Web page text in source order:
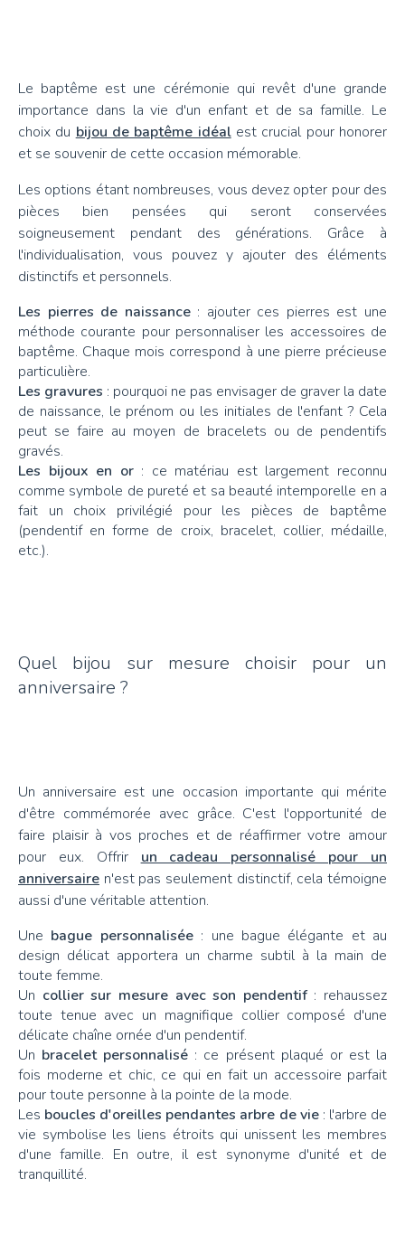
Le baptême est une cérémonie qui revêt d'une grande
importance dans la vie d'un enfant et de sa famille. Le
choix du bijou de baptême idéalest crucial pour honorer
et se souvenir de cette occasion mémorable.
Les options étant nombreuses, vous devez opter pour des
pièces bien pensées qui seront conservées
soigneusement pendant des générations. Grâce à
l'individualisation, vous pouvez y ajouter des éléments
distinctifs et personnels.
Les pierres de naissance: ajouter ces pierres est une
méthode courante pour personnaliser les accessoires de
baptême. Chaque mois correspond à une pierre précieuse
particulière.
Les gravures : pourquoi ne pas envisager de graver la date
de naissance, le prénom ou les initiales de l'enfant ? Cela
peut se faire au moyen de bracelets ou de pendentifs
gravés.
Les bijoux en or: ce matériau est largement reconnu
comme symbole de pureté et sa beauté intemporelle en a
fait un choix privilégié pour les pièces de baptême
(pendentif en forme de croix, bracelet, collier, médaille,
etc.).
Quel bijou sur mesure choisir pour un
anniversaire ?
Un anniversaire est une occasion importante qui mérite
d'être commémorée avec grâce. C'est l'opportunité de
faire plaisir à vos proches et de réaffirmer votre amour
pour eux. Offrir un cadeau personnalisé pour un
anniversaire n'est pas seulement distinctif, cela témoigne
aussi d'une véritable attention.
Une bague personnalisée: une bague élégante et au
design délicat apportera un charme subtil à la main de
toute femme.
Un collier sur mesure avec son pendentif: rehaussez
toute tenue avec un magnifique collier composé d'une
délicate chaîne ornée d'un pendentif.
Un bracelet personnalisé : ce présent plaqué or est la
fois moderne et chic, ce qui en fait un accessoire parfait
pour toute personne à la pointe de la mode.
Les boucles d'oreilles pendantes arbre de vie: l'arbre de
vie symbolise les liens étroits qui unissent les membres
d'une famille. En outre, il est synonyme d'unité et de
tranquillité.